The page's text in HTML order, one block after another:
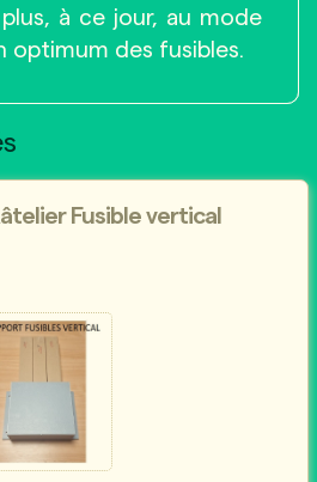
à ce jour, au mode
optimum des fusibles.
Fusible vertical